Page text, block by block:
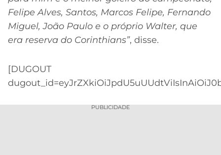
Felipe Alves, Santos, Marcos Felipe, Fernando
Miguel, João Paulo e o próprio Walter, que
era reserva do Corinthians”, disse.
[DUGOUT
PUBLICIDADE